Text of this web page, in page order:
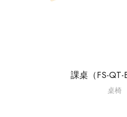
課桌（FS-QT-
桌椅